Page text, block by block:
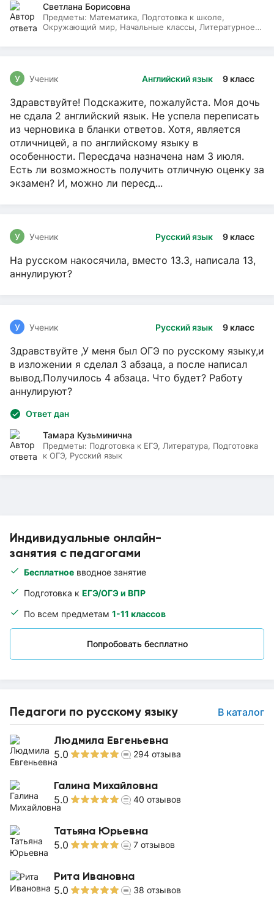
Индивидуальные онлайн-
занятия с педагогами
Бесплатное вводное занятие
Подготовка к ЕГЭ/ОГЭ и ВПР
По всем предметам 1-11 классов
Попробовать бесплатно
Педагоги по русскому языку В каталог
Людмила Евгеньевна
5.0 294 отзыва
Галина Михайловна
5.0 40 отзывов
Татьяна Юрьевна
5.0 7 отзывов
Рита Ивановна
5.0 38 отзывов
Светлана Борисовна
Предметы: Математика, Подготовка к школе,
Окружающий мир, Начальные классы, Литературное
Английский язык 9 класс
У Ученик
Здравствуйте! Подскажите, пожалуйста. Моя дочь
не сдала 2 английский язык. Не успела переписать
из черновика в бланки ответов. Хотя, является
отличницей, а по английскому языку в
особенности. Пересдача назначена нам 3 июля.
Есть ли возможность получить отличную оценку за
экзамен? И, можно ли пересд...
Русский язык 9 класс
У Ученик
На русском накосячила, вместо 13.3, написала 13,
аннулируют?
Русский язык 9 класс
У Ученик
Здравствуйте ,У меня был ОГЭ по русскому языку,и
в изложении я сделал 3 абзаца, а после написал
вывод.Получилось 4 абзаца. Что будет? Работу
аннулируют?
Ответ дан
Тамара Кузьминична
Предметы: Подготовка к ЕГЭ, Литература, Подготовка
к ОГЭ, Русский язык